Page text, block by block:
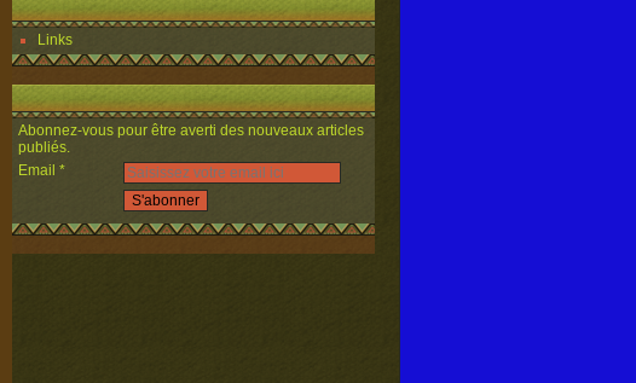
Links
Abonnez-vous pour être averti des nouveaux articles
publiés.
Email